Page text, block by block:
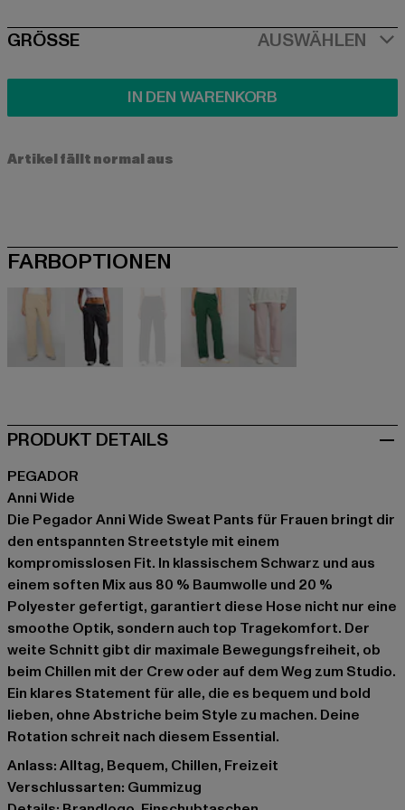
SIZE
GRÖSSE AUSWÄHLEN
IN DEN WARENKORB
Artikel fällt normal aus
FARBOPTIONEN
PRODUKT DETAILS
PEGADOR
Anni Wide
Die Pegador Anni Wide Sweat Pants für Frauen bringt dir
den entspannten Streetstyle mit einem
kompromisslosen Fit. In klassischem Schwarz und aus
einem soften Mix aus 80 % Baumwolle und 20 %
Polyester gefertigt, garantiert diese Hose nicht nur eine
smoothe Optik, sondern auch top Tragekomfort. Der
weite Schnitt gibt dir maximale Bewegungsfreiheit, ob
beim Chillen mit der Crew oder auf dem Weg zum Studio.
Ein klares Statement für alle, die es bequem und bold
lieben, ohne Abstriche beim Style zu machen. Deine
Rotation schreit nach diesem Essential.
Anlass: Alltag, Bequem, Chillen, Freizeit
Verschlussarten: Gummizug